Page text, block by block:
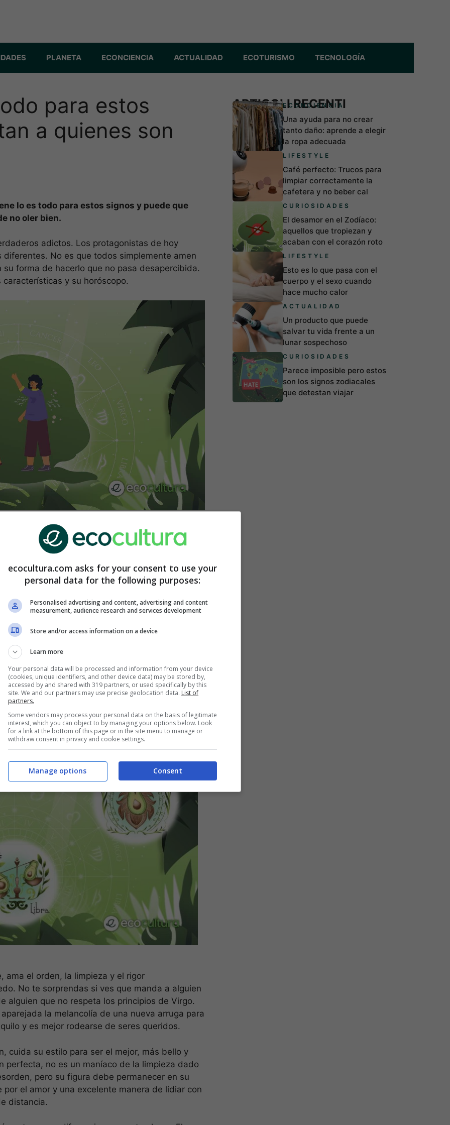
PLANETA ECONCIENCIA ACTUALIDAD ECOTURISMO TECNOLOGÍA
para estos
a quienes son
lo es todo para estos signos y puede que
no oler bien.
adictos. Los protagonistas de hoy
No es que todos simplemente amen
forma de hacerlo que no pasa desapercibida.
y su horóscopo.
la apariencia de una persona, el cómo se
esa visión puede ser engañosa, están más
los hábitos ajenos es que deciden qué hacer. A
Estos son los signos de los que
preocupan por la
que cuidan su higiene solo por
a los que mirar y aconsejan alejarse. Es un
y huyen ante el mínimo mal olor.
ama el orden, la limpieza y el rigor
No te sorprendas si ves que manda a alguien
alguien que no respeta los principios de Virgo.
la melancolía de una nueva arruga para
y es mejor rodearse de seres queridos.
cuida su estilo para ser el mejor, más bello y
perfecta, no es un maníaco de la limpieza dado
pero su figura debe permanecer en su
el amor y una excelente manera de lidiar con
distancia.
ARTICOLI RECENTI
ECONCIENCIA
Una ayuda para no crear
tanto daño: aprende a elegir
la ropa adecuada
LIFESTYLE
Café perfecto: Trucos para
limpiar correctamente la
cafetera y no beber cal
CURIOSIDADES
El desamor en el Zodíaco:
aquellos que tropiezan y
acaban con el corazón roto
LIFESTYLE
Esto es lo que pasa con el
cuerpo y el sexo cuando
hace mucho calor
ACTUALIDAD
Un producto que puede
salvar tu vida frente a un
lunar sospechoso
CURIOSIDADES
Parece imposible pero estos
son los signos zodiacales
que detestan viajar
ecocultura.com asks for your consent to use your
personal data for the following purposes:
Personalised advertising and content, advertising and content
measurement, audience research and services development
Store and/or access information on a device
Learn more
Your personal data will be processed and information from your device
(cookies, unique identifiers, and other device data) may be stored by,
accessed by and shared with 319 partners, or used specifically by this
site. We and our partners may use precise geolocation data. List of
partners.
Some vendors may process your personal data on the basis of legitimate
interest, which you can object to by managing your options below. Look
for a link at the bottom of this page or in the site menu to manage or
withdraw consent in privacy and cookie settings.
Consent
Manage options